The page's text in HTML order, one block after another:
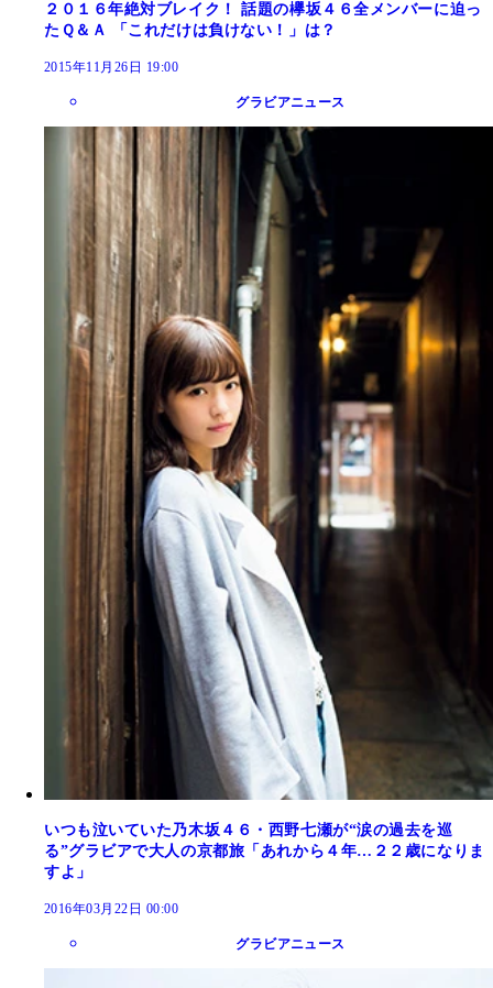
２０１６年絶対ブレイク！ 話題の欅坂４６全メンバーに迫っ
たＱ＆Ａ 「これだけは負けない！」は？
2015年11月26日 19:00
グラビアニュース
いつも泣いていた乃木坂４６・西野七瀬が“涙の過去を巡
る”グラビアで大人の京都旅「あれから４年…２２歳になりま
すよ」
2016年03月22日 00:00
グラビアニュース